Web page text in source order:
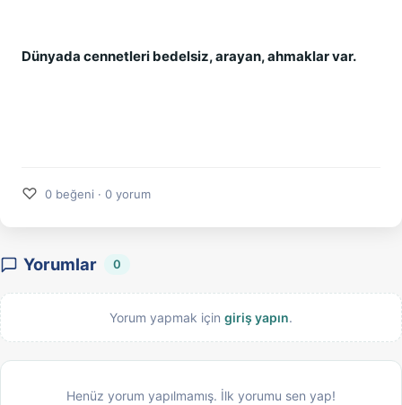
Dünyada cennetleri bedelsiz, arayan, ahmaklar var.
♡ 0 beğeni · 0 yorum
Yorumlar 0
Yorum yapmak için giriş yapın.
Henüz yorum yapılmamış. İlk yorumu sen yap!